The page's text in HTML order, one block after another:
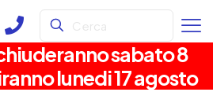
sabato 8
lunedi 17 agosto